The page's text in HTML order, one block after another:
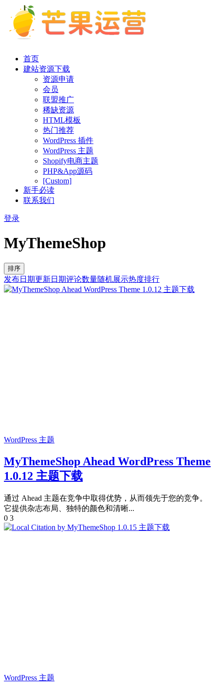
首页
建站资源下载
资源申请
会员
联盟推广
稀缺资源
HTML模板
热门推荐
WordPress 插件
WordPress 主题
Shopify电商主题
PHP&App源码
[Custom]
新手必读
联系我们
登录
MyThemeShop
排序
发布日期更新日期评论数量随机展示热度排行
WordPress 主题
MyThemeShop Ahead WordPress Theme
1.0.12 主题下载
通过 Ahead 主题在竞争中取得优势，从而领先于您的竞争。
它提供杂志布局、独特的颜色和清晰...
0 3
WordPress 主题